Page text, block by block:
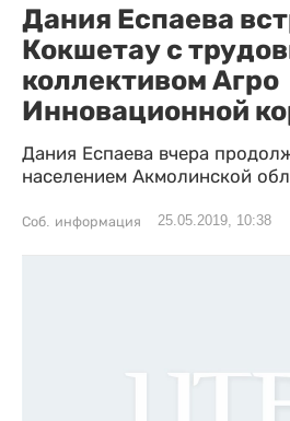
Дания Еспаева
Кокшетау с
коллективом Агро
Инновационной
Дания Еспаева вчера
населением Акмолинской
Соб. информация 25.05.2019, 10:38